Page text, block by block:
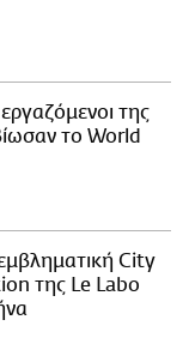
της
το World
City
της Le Labo